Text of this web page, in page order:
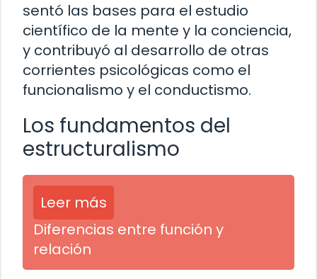
sentó las bases para el estudio
científico de la mente y la conciencia,
y contribuyó al desarrollo de otras
corrientes psicológicas como el
funcionalismo y el conductismo.
Los fundamentos del
estructuralismo
Leer más
Diferencias entre función y
relación